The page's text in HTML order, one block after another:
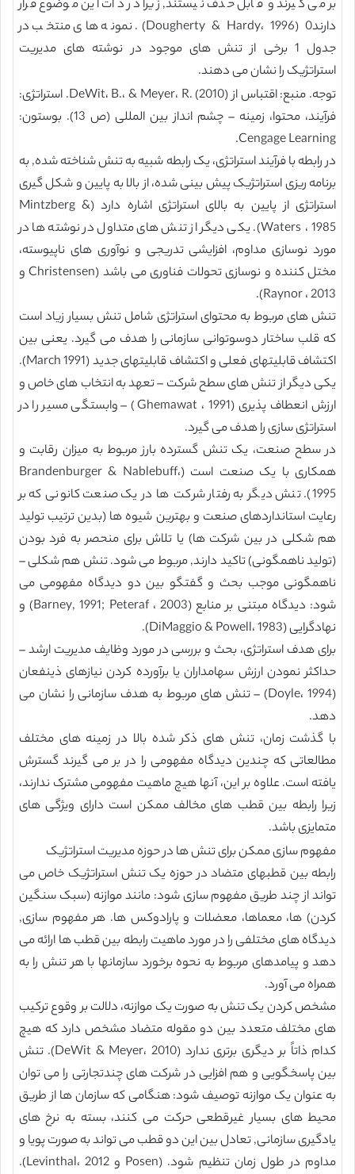
بر می گیرند و قابل حذف نیستند, زیرا در ذات این موضوع قرار
دارند0 (Dougherty & Hardy، 1996). نمونه های منتخب در
جدول 1 برخی از تنش های موجود در نوشته های مدیریت
استراتژیک را نشان می دهند.
توجه. منبع: اقتباس از DeWit، B.، & Meyer، R. (2010). استراتژی:
فرآیند، محتوا، زمینه – چشم انداز بین المللی (ص 13). بوستون:
Cengage Learning.
در رابطه با فرآیند استراتژی، یک رابطه شبیه به تنش شناخته شده, به
برنامه ریزی استراتژیک پیش بینی شده، از بالا به پایین و شکل گیری
استراتژی از پایین به بالای استراتژی اشاره دارد (Mintzberg &
Waters ، 1985). یکی دیگر از تنش های متداول در نوشته ها در
مورد نوسازی مداوم، افزایشی تدریجی و نوآوری های ناپیوسته،
مختل کننده و نوسازی تحولات فناوری می باشد (Christensen و
Raynor ، 2013).
تنش های مربوط به محتوای استراتژی شامل تنش بسیار زیاد است
که قلب ساختار دوسوتوانی سازمانی را هدف می گیرد. یعنی بین
اکتشاف قابلیتهای فعلی و اکتشاف قابلیتهای جدید (March 1991).
یکی دیگر از تنش های سطح شرکت – تعهد به انتخاب های خاص و
ارزش انعطاف پذیری (Ghemawat ، 1991) – وابستگی مسیر را در
استراتژی سازی را هدف می گیرد.
در سطح صنعت، یک تنش گسترده بارز مربوط به میزان رقابت و
همکاری با یک صنعت است (Brandenburger & Nablebuff،
1995). تنش دیگر به رفتار شرکت ها در یک صنعت کانونی که بر
رعایت استانداردهای صنعت و بهترین شیوه ها (بدین ترتیب تولید
هم شکلی در بین شرکت ها) یا تلاش برای منحصر به فرد بودن
(تولید ناهمگونی) تاکید دارند, مربوط می شود. تنش هم شکلی –
ناهمگونی موجب بحث و گفتگو بین دو دیدگاه مفهومی می
شود: دیدگاه مبتنی بر منابع (Barney, 1991; Peteraf ، 2003) و
نهادگرایی (DiMaggio & Powell، 1983).
برای هدف استراتژی، بحث و بررسی در مورد وظایف مدیریت ارشد –
حداکثر نمودن ارزش سهامداران یا برآورده کردن نیازهای ذینفعان
(Doyle، 1994) – تنش های مربوط به هدف سازمانی را نشان می
دهد.
با گذشت زمان، تنش های ذکر شده بالا در زمینه های مختلف
مطالعاتی که چندین دیدگاه مفهومی را در بر می گیرند گسترش
یافته است. علاوه بر این، آنها هیچ ماهیت مفهومی مشترک ندارند،
زیرا رابطه بین قطب های مخالف ممکن است دارای ویژگی های
متمایزی باشد.
مفهوم سازی ممکن برای تنش ها در حوزه مدیریت استراتژیک
رابطه بین قطبهای متضاد در حوزه یک تنش استراتژیک خاص می
تواند از چند طریق مفهوم سازی شود: مانند موازنه (سبک سنگین
کردن) ها، معماها، معضلات و پارادوکس ها. هر مفهوم سازی,
دیدگاه های مختلفی را در مورد ماهیت رابطه بین قطب ها ارائه می
دهد و پیامدهای مربوط به نحوه برخورد سازمانها با هر تنش را به
همراه می آورد.
مشخص کردن یک تنش به صورت یک موازنه، دلالت بر وقوع ترکیب
های مختلف متعدد بین دو مقوله متضاد مشخص دارد که هیچ
کدام ذاتاً بر دیگری برتری ندارد (DeWit & Meyer، 2010). تنش
بین پاسخگویی و هم افزایی در شرکت های چندتجارتی را می توان
به عنوان یک موازنه توصیف شود: هنگامی که سازمان ها از طریق
محیط های بسیار غیرقطعی حرکت می کنند، بسته به نرخ های
یادگیری سازمانی, تعادل بین این دو قطب می تواند به صورت پویا و
مداوم در طول زمان تنظیم شود. (Posen و Levinthal، 2012).